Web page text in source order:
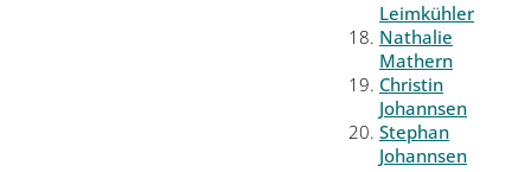
Leimkühler
Nathalie
Mathern
Christin
Johannsen
Stephan
Johannsen